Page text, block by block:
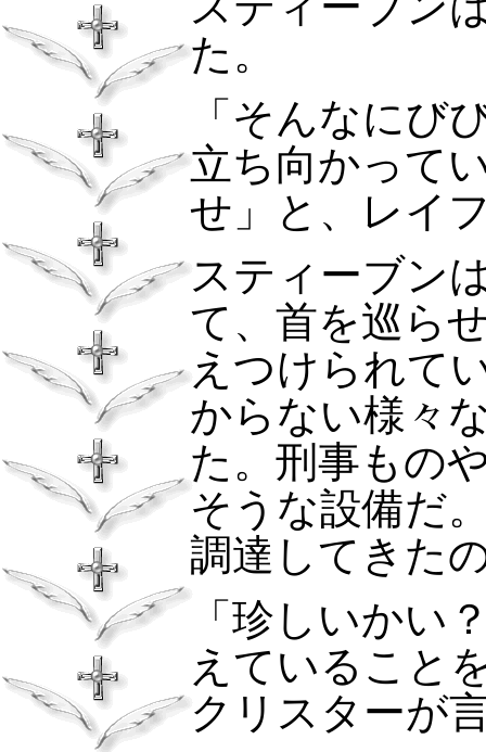
た。
「そんなにび
立ち向かって
せ」と、レイ
スティーブン
て、首を巡ら
えつけられて
からない様々
た。刑事もの
そうな設備だ
調達してきた
「珍しいかい
えていること
クリスターが